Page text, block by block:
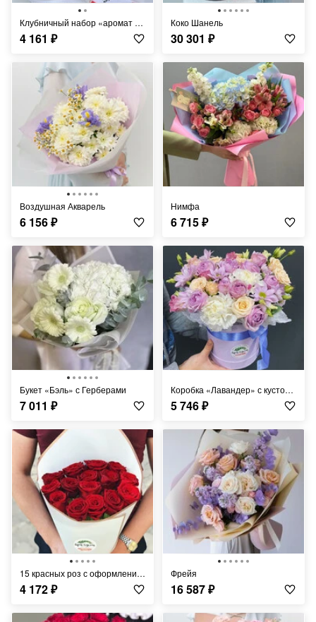
Клубничный набор «аромат любви»
4 161 ₽
Коко Шанель
30 301 ₽
Воздушная Акварель
6 156₽
Нимфа
6 715₽
Букет «Бэль» с Герберами
7 011 ₽
Коробка «Лавандер» с кустовой розой
5 746₽
15 красных роз с оформлением
4 172₽
фрейя
16 587₽